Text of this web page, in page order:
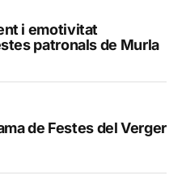
i emotivitat
patronals de Murla
de Festes del Verger